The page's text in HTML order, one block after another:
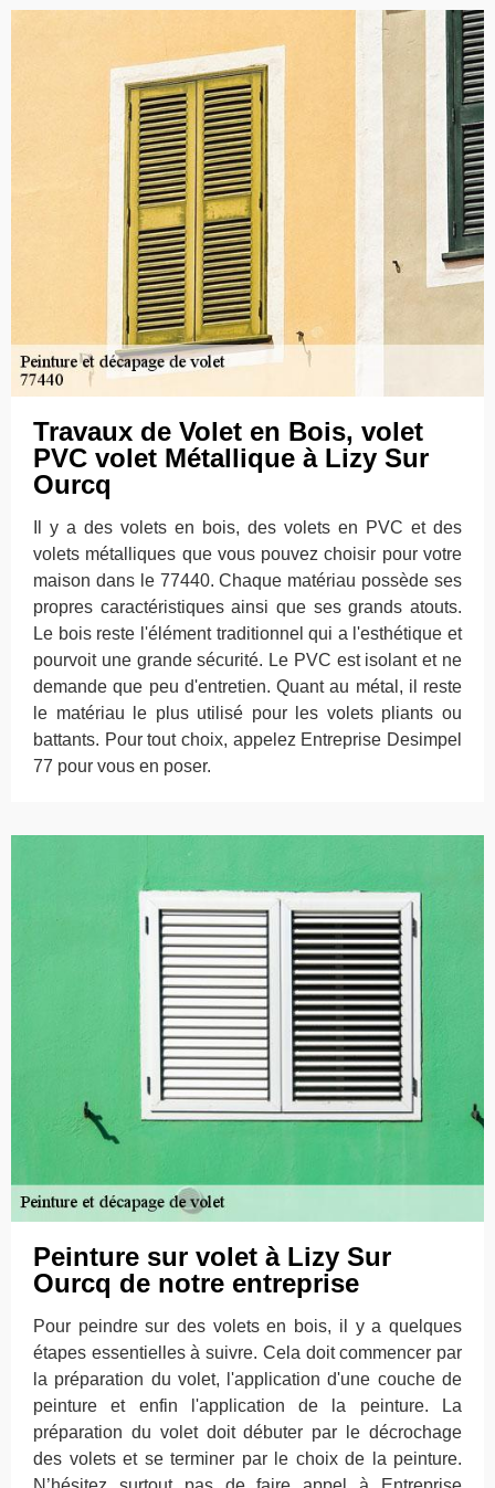
Travaux de Volet en Bois, volet
PVC volet Métallique à Lizy Sur
Ourcq
Il y a des volets en bois, des volets en PVC et des
volets métalliques que vous pouvez choisir pour votre
maison dans le 77440. Chaque matériau possède ses
propres caractéristiques ainsi que ses grands atouts.
Le bois reste l'élément traditionnel qui a l'esthétique et
pourvoit une grande sécurité. Le PVC est isolant et ne
demande que peu d'entretien. Quant au métal, il reste
le matériau le plus utilisé pour les volets pliants ou
battants. Pour tout choix, appelez Entreprise Desimpel
77 pour vous en poser.
Peinture sur volet à Lizy Sur
Ourcq de notre entreprise
Pour peindre sur des volets en bois, il y a quelques
étapes essentielles à suivre. Cela doit commencer par
la préparation du volet, l'application d'une couche de
peinture et enfin l'application de la peinture. La
préparation du volet doit débuter par le décrochage
des volets et se terminer par le choix de la peinture.